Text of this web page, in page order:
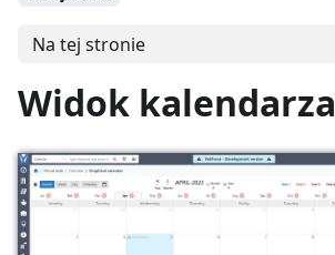
Na tej stronie
Widok kalendarza